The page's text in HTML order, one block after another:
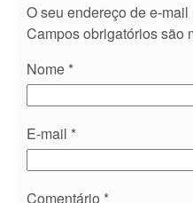
O seu endereço de e-
Campos obrigatórios são
Nome *
E-mail *
Comentário *